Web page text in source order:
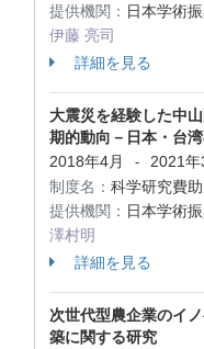
提供機関： 日本学術
伊藤 亮司
詳細を見る
大震災を経験した中
期的動向－日本・台
2018年4月
-
2021年
制度名： 科学研究費助
提供機関： 日本学術
澤村明
詳細を見る
次世代型農企業のイ
築に関する研究